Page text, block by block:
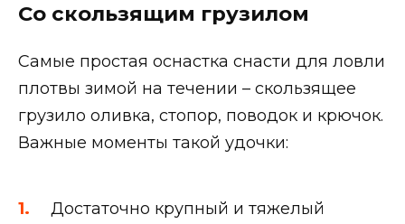
Со скользящим грузилом
Самые простая оснастка снасти для ловли
плотвы зимой на течении – скользящее
грузило оливка, стопор, поводок и крючок.
Важные моменты такой удочки:
Достаточно крупный и тяжелый